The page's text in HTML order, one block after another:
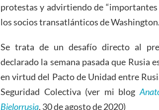
protestas y advirtiendo de “importantes
los socios transatlánticos de Washington.
Se trata de un desafío directo al
declarado la semana pasada que Rusia
en virtud del Pacto de Unidad entre
Seguridad Colectiva (ver mi blog
Bielorrusia, 30 de agosto de 2020)